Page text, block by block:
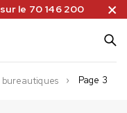
le 70 146 200
bureautiques Page 3